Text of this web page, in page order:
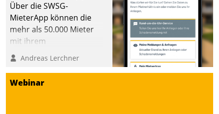
Über die SWSG-
MieterApp können die
mehr als 50.000 Mieter
mit ihrem
Wohnungsunternehmen
kommunizieren, auf dem
Laufenden bleiben, Daten
einsehen und ändern
Andreas Lerchner
Webinar